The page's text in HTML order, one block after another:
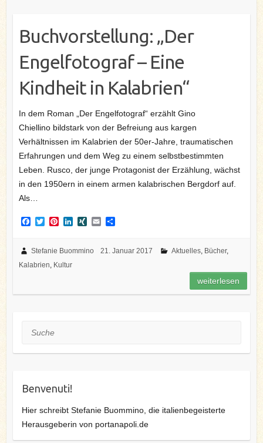
Buchvorstellung: „Der
Engelfotograf – Eine
Kindheit in Kalabrien“
In dem Roman „Der Engelfotograf“ erzählt Gino
Chiellino bildstark von der Befreiung aus kargen
Verhältnissen im Kalabrien der 50er-Jahre, traumatischen
Erfahrungen und dem Weg zu einem selbstbestimmten
Leben. Rusco, der junge Protagonist der Erzählung, wächst
in den 1950ern in einem armen kalabrischen Bergdorf auf.
Als…
F
e
o
T
t
e
P
t
r
t
L
k
X
G
E
i
T
l
Stefanie Buommino 21. Januar 2017 Aktuelles, Bücher,
Kalabrien, Kultur
weiterlesen
Suche
Benvenuti!
Hier schreibt Stefanie Buommino, die italienbegeisterte
Herausgeberin von portanapoli.de